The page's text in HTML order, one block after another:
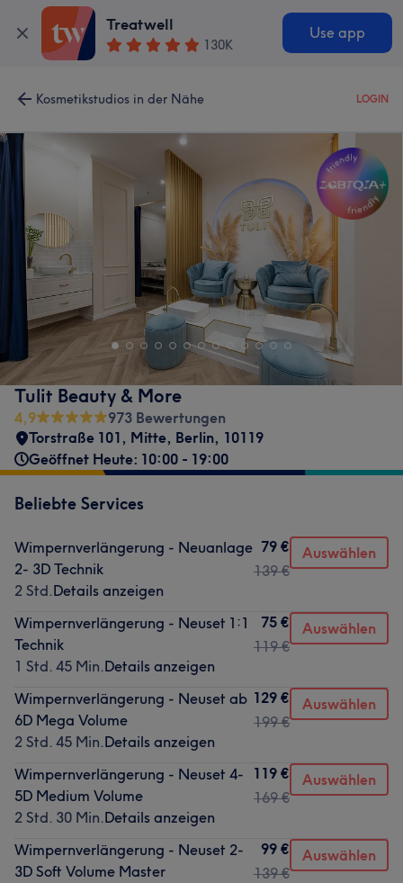
Treatwell
130K
Use app
Kosmetikstudios in der Nähe LOGIN
Tulit Beauty & More
4,9
973 Bewertungen
Torstraße 101, Mitte, Berlin, 10119
Geöffnet Heute: 10:00 - 19:00
Beliebte Services
Wimpernverlängerung - Neuanlage
2- 3D Technik
2 Std.Details anzeigen
79 €
139 €
Auswählen
Wimpernverlängerung - Neuset 1:1
Technik
1 Std. 45 Min.Details anzeigen
75 €
119 €
Auswählen
Wimpernverlängerung - Neuset ab
6D Mega Volume
2 Std. 45 Min.Details anzeigen
129 €
199 €
Auswählen
Wimpernverlängerung - Neuset 4-
5D Medium Volume
2 Std. 30 Min.Details anzeigen
119 €
169 €
Auswählen
Wimpernverlängerung - Neuset 2-
3D Soft Volume Master
99 €
139 €
Auswählen